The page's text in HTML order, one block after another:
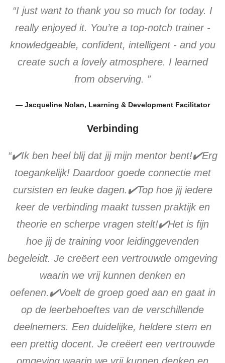
“I just want to thank you so much for today. I
really enjoyed it. You’re a top-notch trainer -
knowledgeable, confident, intelligent - and you
create such a lovely atmosphere. I learned
from observing. ”
— Jacqueline Nolan, Learning & Development Facilitator
Verbinding
“✔️Ik ben heel blij dat jij mijn mentor bent!✔️Erg
toegankelijk! Daardoor goede connectie met
cursisten en leuke dagen.✔️Top hoe jij iedere
keer de verbinding maakt tussen praktijk en
theorie en scherpe vragen stelt!✔️Het is fijn
hoe jij de training voor leidinggevenden
begeleidt. Je creëert een vertrouwde omgeving
waarin we vrij kunnen denken en
oefenen.✔️Voelt de groep goed aan en gaat in
op de leerbehoeftes van de verschillende
deelnemers. Een duidelijke, heldere stem en
een prettig docent. Je creëert een vertrouwde